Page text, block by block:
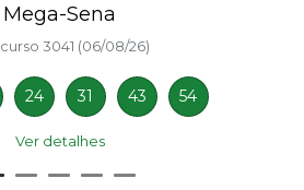
Mega-Sena
3041 (06/08/26)
24 31 43 54
Ver detalhes